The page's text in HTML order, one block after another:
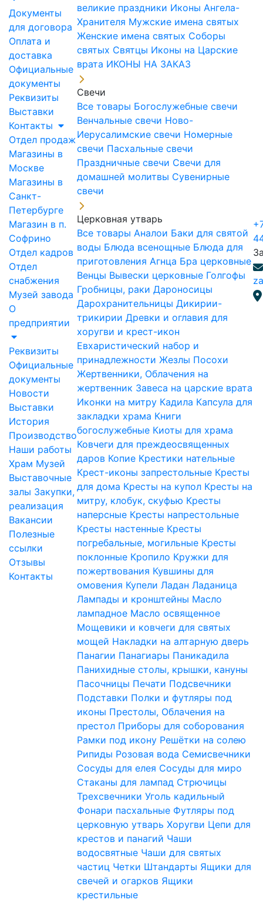
Документы
для договора
Оплата и
доставка
Официальные
документы
Реквизиты
Выставки
Контакты
Отдел продаж
Магазины в
Москве
Магазины в
Санкт-
Петербурге
Магазин в п.
Софрино
Отдел кадров
Отдел
снабжения
Музей завода
О
предприятии
Реквизиты
Официальные
документы
Новости
Выставки
История
Производство
Наши работы
Храм Музей
Выставочные
залы Закупки,
реализация
Вакансии
Полезные
ссылки
Отзывы
Контакты
великие праздники Иконы Ангела-
Хранителя Мужские имена святых
Женские имена святых Соборы
святых Святцы Иконы на Царские
врата ИКОНЫ НА ЗАКАЗ
Свечи
Все товары Богослужебные свечи
Венчальные свечи Ново-
Иерусалимские свечи Номерные
свечи Пасхальные свечи
Праздничные свечи Свечи для
домашней молитвы Сувенирные
свечи
Церковная утварь
Все товары Аналои Баки для святой
воды Блюда всенощные Блюда для
приготовления Агнца Бра церковные
Венцы Вывески церковные Голгофы
Гробницы, раки Дароносицы
Дарохранительницы Дикирии-
трикирии Древки и оглавия для
хоругви и крест-икон
Евхаристический набор и
принадлежности Жезлы Посохи
Жертвенники, Облачения на
жертвенник Завеса на царские врата
Иконки на митру Кадила Капсула для
закладки храма Книги
богослужебные Киоты для храма
Ковчеги для преждеосвященных
даров Копие Крестики нательные
Крест-иконы запрестольные Кресты
для дома Кресты на купол Кресты на
митру, клобук, скуфью Кресты
наперсные Кресты напрестольные
Кресты настенные Кресты
погребальные, могильные Кресты
поклонные Кропило Кружки для
пожертвования Кувшины для
омовения Купели Ладан Ладаница
Лампады и кронштейны Масло
лампадное Масло освященное
Мощевики и ковчеги для святых
мощей Накладки на алтарную дверь
Панагии Панагиары Паникадила
Панихидные столы, крышки, кануны
Пасочницы Печати Подсвечники
Подставки Полки и футляры под
иконы Престолы, Облачения на
престол Приборы для соборования
Рамки под икону Решётки на солею
Рипиды Розовая вода Семисвечники
Сосуды для елея Сосуды для миро
Стаканы для лампад Стрючицы
Трехсвечники Уголь кадильный
Фонари пасхальные Футляры под
церковную утварь Хоругви Цепи для
крестов и панагий Чаши
водосвятные Чаши для святых
частиц Четки Штандарты Ящики для
свечей и огарков Ящики
крестильные